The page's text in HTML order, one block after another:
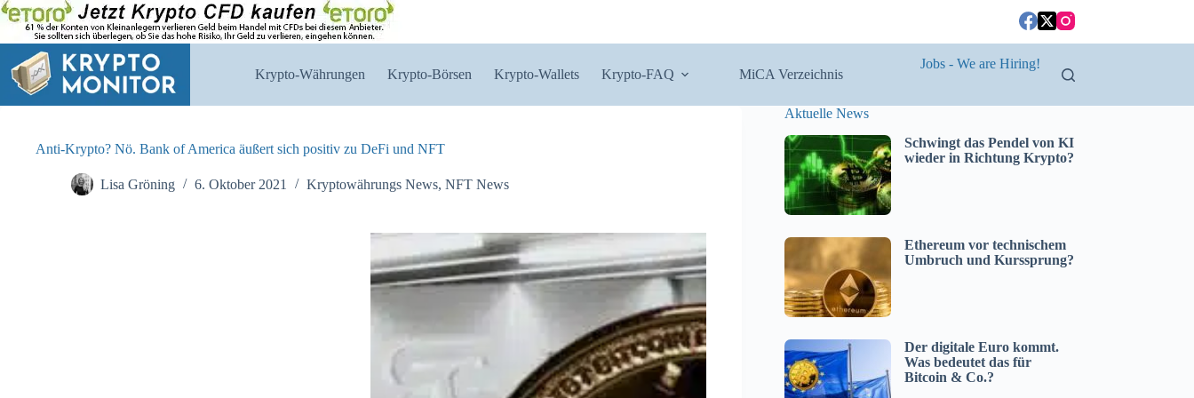
Zum
Inhalt
springen
Krypto-Währungen Krypto-Börsen Krypto-Wallets Krypto-FAQ MiCA Verzeichnis
Jobs - We are Hiring!
Anti-Krypto? Nö. Bank of America äußert sich positiv zu DeFi und NFT
Lisa Gröning 6. Oktober 2021 Kryptowährungs News, NFT News
Aktuelle News
Schwingt das Pendel von KI
wieder in Richtung Krypto?
Ethereum vor technischem
Umbruch und Kurssprung?
Der digitale Euro kommt.
Was bedeutet das für
Bitcoin & Co.?